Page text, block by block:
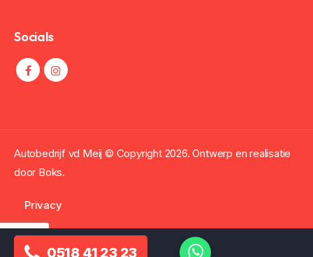
0518 41 23 23
Socials
Autobedrijf vd Meij © Copyright 2026. Ontwerp en realisatie
door Boks.
Privacy